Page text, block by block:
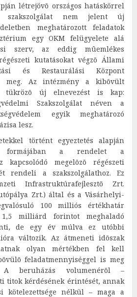
létrejövõ országos hatáskörrel
szakszolgálat nem jelent új
meghatározott feladatok
egy OKM felügyelete alá
szerv, az eddig mûemlékes
kutatásokat végzõ Állami
és Restaurálási Központ
meg. Az intézmény a kibõvült
tükrözõ új elnevezést is kap:
Szakszolgálat néven a
egyik meghatározó
lesz.
történt egyeztetés alapján
formájában a rendelet a
kapcsolódó megelõzõ régészeti
rendeli a szakszolgálathoz. Ez
Infrastruktúrafejlesztõ Zrt.
Zrt.) által és a Vásárhelyi-
100 milliós értékhatár
milliárd forintot meghaladó
de egy év múlva ez utóbbi
változik. Az átmeneti idõszak
olyan mértékben fel kell
feladatmennyiséggel is meg
beruházás volumenérõl –
titok kérdésének érintését, annak
kötelezettsége nélkül – maga a